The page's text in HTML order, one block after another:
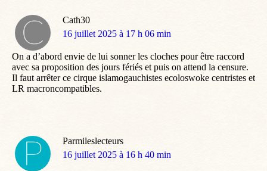
Cath30
dit
16 juillet 2025 à 17 h 06 min
On a d’abord envie de lui sonner les cloches pour être raccord
avec sa proposition des jours fériés et puis on attend la censure.
Il faut arrêter ce cirque islamogauchistes ecoloswoke centristes et
LR macroncompatibles.
Parmileslecteurs
dit
16 juillet 2025 à 16 h 40 min